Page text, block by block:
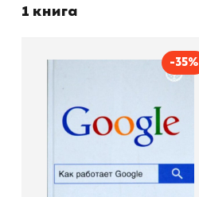
1 книга
-35%
Как работает Google
Эрик Шмидт
Издательство
Эксмо